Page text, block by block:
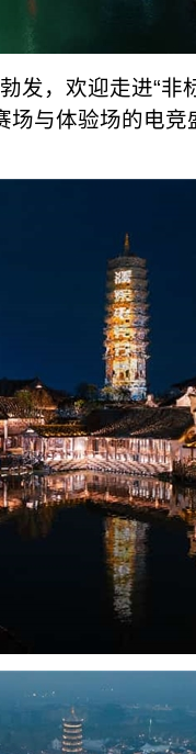
发，欢迎走进“非
与体验场的电竞